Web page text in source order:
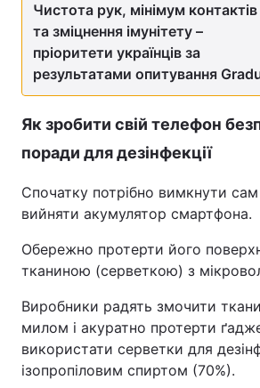
Чистота рук, мінімум контактів
та зміцнення імунітету –
пріоритети українців за
результатами опитування
Як зробити свій телефон
поради для дезінфекції
Спочатку потрібно вимкнути
вийняти акумулятор смартфона.
Обережно протерти його
тканиною (серветкою) з
Виробники радять змочити
милом і акуратно протерти
використати серветки для
ізопропіловим спиртом (70%).